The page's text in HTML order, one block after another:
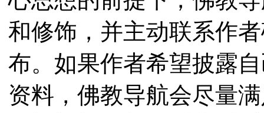
和修饰，并主动联系作
布。如果作者希望披露
资料，佛教导航会尽量